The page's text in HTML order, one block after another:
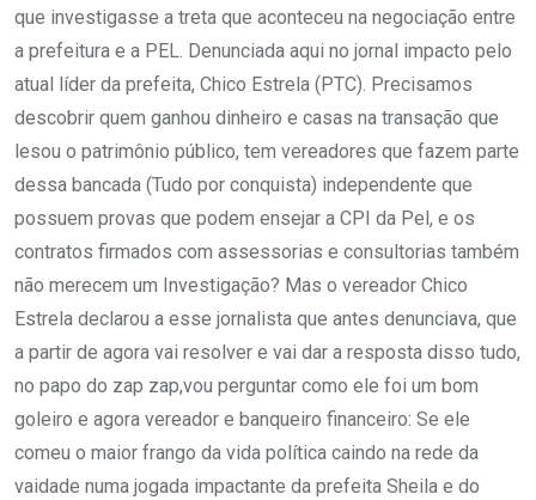
que investigasse a treta que aconteceu na negociação entre
a prefeitura e a PEL. Denunciada aqui no jornal impacto pelo
atual líder da prefeita, Chico Estrela (PTC). Precisamos
descobrir quem ganhou dinheiro e casas na transação que
lesou o patrimônio público, tem vereadores que fazem parte
dessa bancada (Tudo por conquista) independente que
possuem provas que podem ensejar a CPI da Pel, e os
contratos firmados com assessorias e consultorias também
não merecem um Investigação? Mas o vereador Chico
Estrela declarou a esse jornalista que antes denunciava, que
a partir de agora vai resolver e vai dar a resposta disso tudo,
no papo do zap zap,vou perguntar como ele foi um bom
goleiro e agora vereador e banqueiro financeiro: Se ele
comeu o maior frango da vida política caindo na rede da
vaidade numa jogada impactante da prefeita Sheila e do